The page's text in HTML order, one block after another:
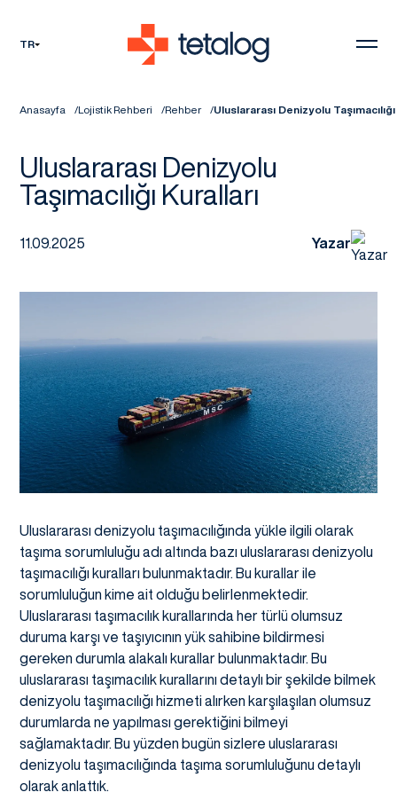
TR
Anasayfa Lojistik Rehberi Rehber Uluslararası Denizyolu
Uluslararası Denizyolu
Taşımacılığı Kuralları
11.09.2025 Yazar
Uluslararası denizyolu taşımacılığında yükle ilgili olarak
taşıma sorumluluğu adı altında bazı uluslararası denizyolu
taşımacılığı kuralları bulunmaktadır. Bu kurallar ile
sorumluluğun kime ait olduğu belirlenmektedir.
Uluslararası taşımacılık kurallarında her türlü olumsuz
duruma karşı ve taşıyıcının yük sahibine bildirmesi
gereken durumla alakalı kurallar bulunmaktadır. Bu
uluslararası taşımacılık kurallarını detaylı bir şekilde bilmek
denizyolu taşımacılığı hizmeti alırken karşılaşılan olumsuz
durumlarda ne yapılması gerektiğini bilmeyi
sağlamaktadır. Bu yüzden bugün sizlere uluslararası
denizyolu taşımacılığında taşıma sorumluluğunu detaylı
olarak anlattık.